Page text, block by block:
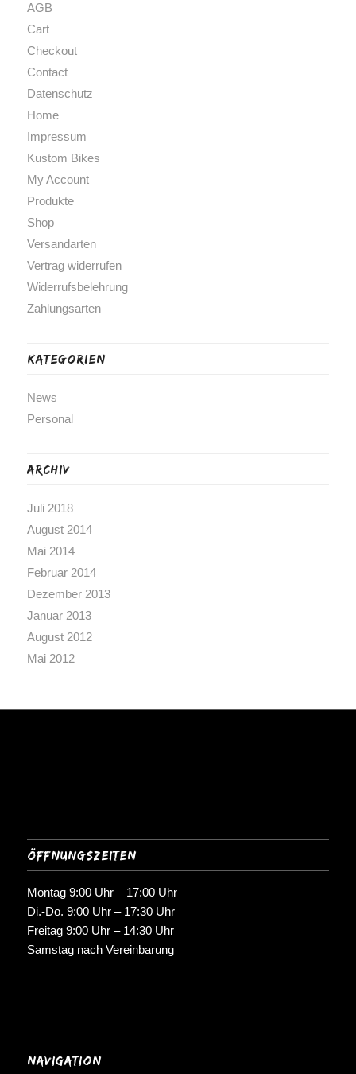
AGB
Cart
Checkout
Contact
Datenschutz
Home
Impressum
Kustom Bikes
My Account
Produkte
Shop
Versandarten
Vertrag widerrufen
Widerrufsbelehrung
Zahlungsarten
Kategorien
News
Personal
Archiv
Juli 2018
August 2014
Mai 2014
Februar 2014
Dezember 2013
Januar 2013
August 2012
Mai 2012
Öffnungszeiten
Montag 9:00 Uhr – 17:00 Uhr
Di.-Do. 9:00 Uhr – 17:30 Uhr
Freitag 9:00 Uhr – 14:30 Uhr
Samstag nach Vereinbarung
Navigation